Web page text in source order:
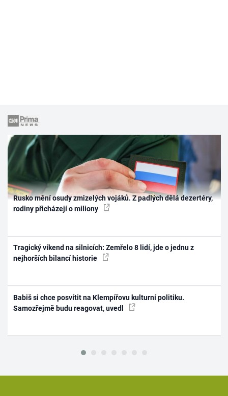
Rusko mění osudy zmizelých vojáků. Z padlých dělá dezertéry,
rodiny přicházejí o miliony
Tragický víkend na silnicích: Zemřelo 8 lidí, jde o jednu z
nejhorších bilancí historie
Babiš si chce posvítit na Klempířovu kulturní politiku.
Samozřejmě budu reagovat, uvedl